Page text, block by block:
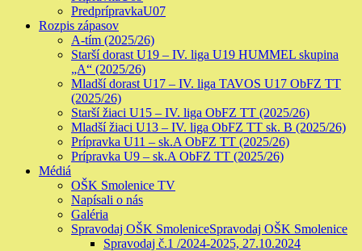
PredprípravkaU07
Rozpis zápasov
A-tím (2025/26)
Starší dorast U19 – IV. liga U19 HUMMEL skupina
„A“ (2025/26)
Mladší dorast U17 – IV. liga TAVOS U17 ObFZ TT
(2025/26)
Starší žiaci U15 – IV. liga ObFZ TT (2025/26)
Mladší žiaci U13 – IV. liga ObFZ TT sk. B (2025/26)
Prípravka U11 – sk.A ObFZ TT (2025/26)
Prípravka U9 – sk.A ObFZ TT (2025/26)
Médiá
OŠK Smolenice TV
Napísali o nás
Galéria
Spravodaj OŠK SmoleniceSpravodaj OŠK Smolenice
Spravodaj č.1 /2024-2025, 27.10.2024